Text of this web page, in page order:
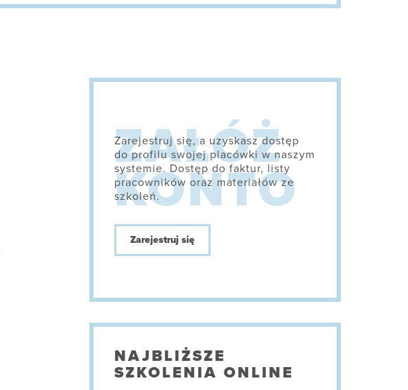
Zarejestruj się, a uzyskasz dostęp
do profilu swojej placówki w naszym
systemie. Dostęp do faktur, listy
pracowników oraz materiałów ze
szkoleń.
Zarejestruj się
NAJBLIŻSZE
SZKOLENIA ONLINE